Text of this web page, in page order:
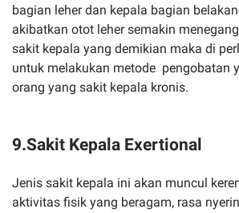
bagian leher dan kepala bagian
akibatkan otot leher semakin
sakit kepala yang demikian maka di
untuk melakukan metode pengobatan
orang yang sakit kepala kronis.
9.Sakit Kepala Exertional
Jenis sakit kepala ini akan muncul
aktivitas fisik yang beragam, rasa